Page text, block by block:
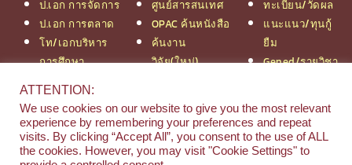
ป.เอก การจัดการ
ป.เอก การตลาด
โท/เอกบริหาร
การศึกษา
สารสนเทศ
ป.โท จัดการฯ
วิศวกรรม
ป.โท นิติศาสตร์
ศูนย์สารสนเทศ
OPAC ค้นหนังสือ
ค้นงาน
วิจัย(ใหม่)
ทะเบียน/วัดผล
แนะแนว/ทุนกู้
ยืม
Gened/รายวิชา
ป.โท MBA
คณะ
บริหารธุรกิจ
ATTENTION:
We use cookies on our website to give you the most relevant
experience by remembering your preferences and repeat
visits. By clicking “Accept All”, you consent to the use of ALL
the cookies. However, you may visit "Cookie Settings" to